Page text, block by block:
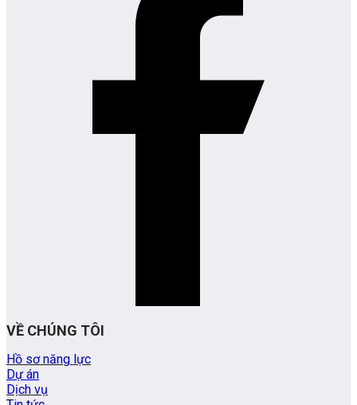
VỀ CHÚNG TÔI
Hồ sơ năng lực
Dự án
Dịch vụ